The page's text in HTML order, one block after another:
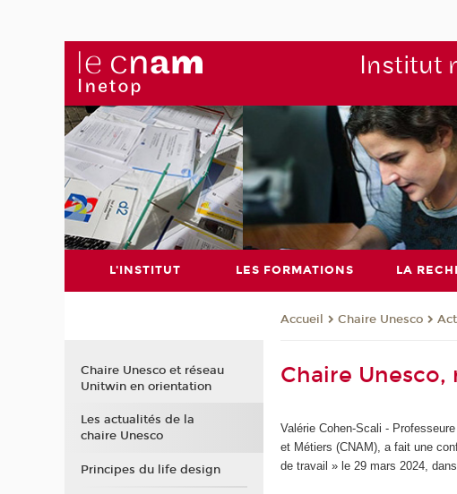
Institut
L'INSTITUT LES FORMATIONS LA
Accueil Chaire Unesco
Chaire
Valérie Cohen-Scali -
et Métiers (CNAM), a fait une
de travail » le 29 mars 2024,
Chaire Unesco et réseau
Unitwin en orientation
Les actualités de la
chaire Unesco
Principes du life design